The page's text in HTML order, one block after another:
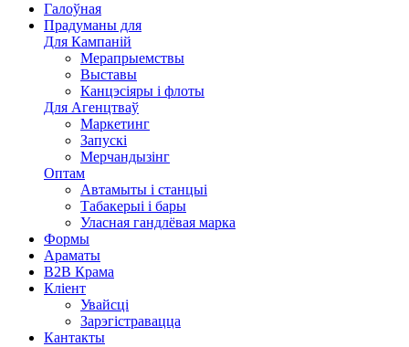
Галоўная
Прадуманы для
Для Кампаній
Мерапрыемствы
Выставы
Канцэсіяры і флоты
Для Агенцтваў
Маркетинг
Запускі
Мерчандызінг
Оптам
Автамыты і станцыі
Табакерыі і бары
Уласная гандлёвая марка
Формы
Араматы
B2B Крама
Кліент
Увайсці
Зарэгістравацца
Кантакты